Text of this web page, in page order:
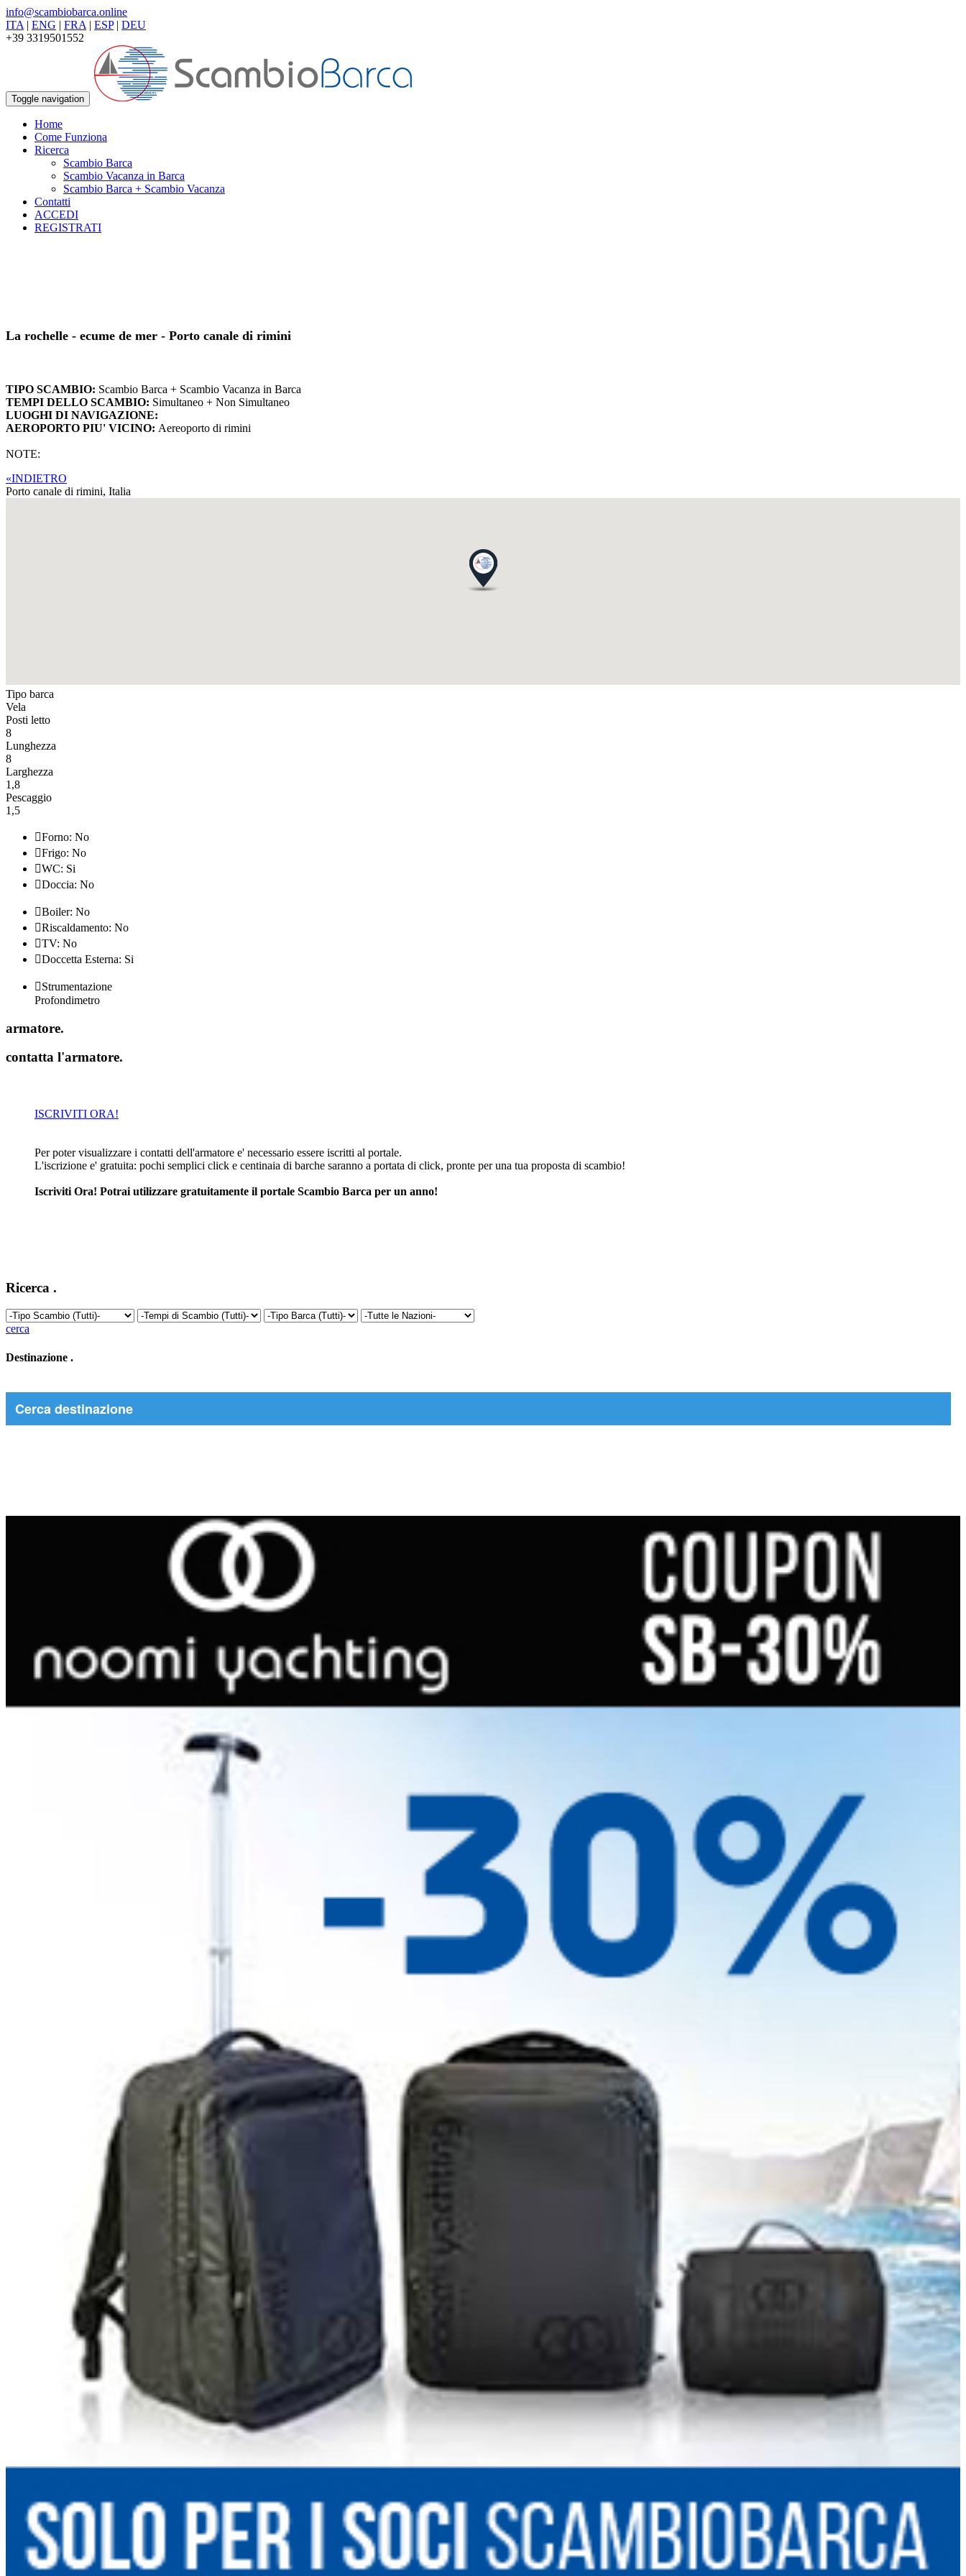
info@scambiobarca.online
ITA | ENG | FRA | ESP| DEU
+39 3319501552
Toggle navigation
Home
Come Funziona
Ricerca
Scambio Barca
Scambio Vacanza in Barca
Scambio Barca + Scambio Vacanza
Contatti
ACCEDI
REGISTRATI
La rochelle - ecume de mer - Porto canale di rimini
TIPO SCAMBIO: Scambio Barca + Scambio Vacanza in Barca
TEMPI DELLO SCAMBIO: Simultaneo + Non Simultaneo
LUOGHI DI NAVIGAZIONE:
AEROPORTO PIU' VICINO: Aereoporto di rimini
NOTE:
«INDIETRO
Porto canale di rimini, Italia
Tipo barca
Vela
Posti letto
8
Lunghezza
8
Larghezza
1,8
Pescaggio
1,5
Forno: No
Frigo: No
WC: Si
Doccia: No
Boiler: No
Riscaldamento: No
TV: No
Doccetta Esterna: Si
Strumentazione
Profondimetro
armatore.
contatta l'armatore.
ISCRIVITI ORA!
Per poter visualizzare i contatti dell'armatore e' necessario essere iscritti al portale.
L'iscrizione e' gratuita: pochi semplici click e centinaia di barche saranno a portata di click, pronte per una tua proposta di scambio!
Iscriviti Ora! Potrai utilizzare gratuitamente il portale Scambio Barca per un anno!
Ricerca .
cerca
Destinazione .